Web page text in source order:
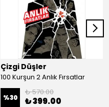
Çizgi Düşler
100 Kurşun 2 Anlık Fırsatlar
%30
₺ 570.00
₺ 399.00